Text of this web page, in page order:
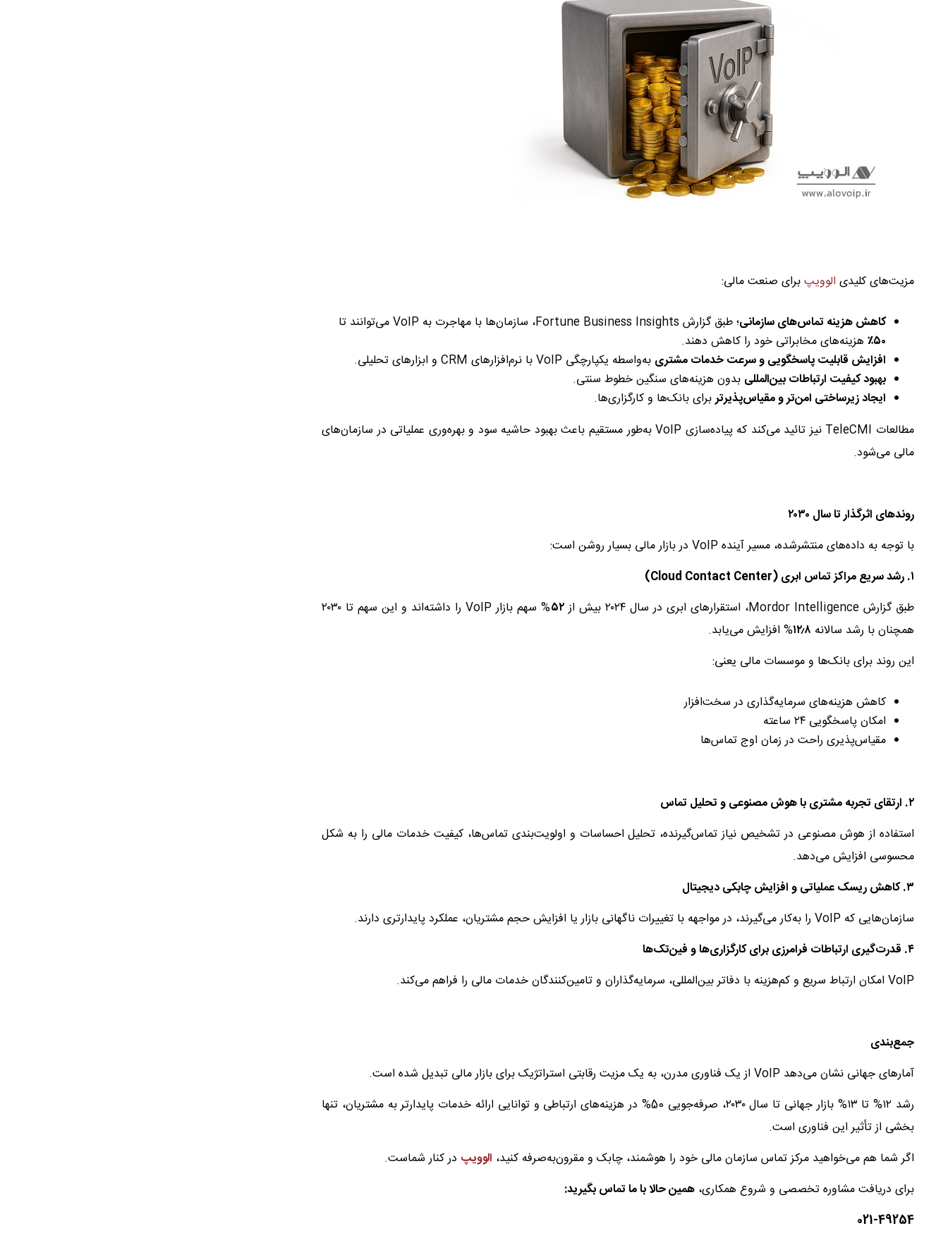
مزیت‌های کلیدی الوویپبرای صنعت مالی:
کاهش هزینه تماس‌های سازمانی؛ طبق گزارش Fortune Business Insights، سازمان‌ها با مهاجرت به VoIP می‌توانند تا
۵۰٪ هزینه‌های مخابراتی خود را کاهش دهند.
افزایش قابلیت پاسخگویی و سرعت خدمات مشتری به‌واسطه یکپارچگی VoIP با نرم‌افزارهای CRM و ابزارهای تحلیلی.
بهبود کیفیت ارتباطات بین‌المللی بدون هزینه‌های سنگین خطوط سنتی.
ایجاد زیرساختی امن‌تر و مقیاس‌پذیرتربرای بانک‌ها و کارگزاری‌ها.
مطالعات TeleCMI نیز تائید می‌کند که پیاده‌سازی VoIP به‌طور مستقیم باعث بهبود حاشیه سود و بهره‌وری عملیاتی در سازمان‌های
مالی می‌شود.
روندهای اثرگذار تا سال ۲۰۳۰
با توجه به داده‌های منتشرشده، مسیر آینده VoIP در بازار مالی بسیار روشن است:
۱.رشد سریع مراکز تماس ابری(Cloud Contact Center)
طبق گزارش Mordor Intelligence، استقرارهای ابری در سال ۲۰۲۴ بیش از
۵۲
% سهم بازار VoIP را داشته‌اند و این سهم تا ۲۰۳۰
همچنان با رشد سالانه
۱۲٫۸
% افزایش می‌یابد.
این روند برای بانک‌ها و موسسات مالی یعنی:
کاهش هزینه‌های سرمایه‌گذاری در سخت‌افزار
امکان پاسخگویی ۲۴ ساعته
مقیاس‌پذیری راحت در زمان اوج تماس‌ها
۲. ارتقای تجربه مشتری با هوش مصنوعی و تحلیل تماس
استفاده از هوش مصنوعی در تشخیص نیاز تماس‌گیرنده، تحلیل احساسات و اولویت‌بندی تماس‌ها، کیفیت خدمات مالی را به شکل
محسوسی افزایش می‌دهد.
۳.کاهش ریسک عملیاتی و افزایش چابکی دیجیتال
سازمان‌هایی که VoIP را به‌کار می‌گیرند، در مواجهه با تغییرات ناگهانی بازار یا افزایش حجم مشتریان، عملکرد پایدارتری دارند.
۴. قدرت‌گیری ارتباطات فرامرزی برای کارگزاری‌ها و فین‌تک‌ها
VoIP امکان ارتباط سریع و کم‌هزینه با دفاتر بین‌المللی، سرمایه‌گذاران و تامین‌کنندگان خدمات مالی را فراهم می‌کند.
جمع‌بندی
آمارهای جهانی نشان می‌دهد VoIP از یک فناوری مدرن، به یک مزیت رقابتی استراتژیک برای بازار مالی تبدیل شده است.
رشد ۱۲% تا ۱۳% بازار جهانی تا سال ۲۰۳۰، صرفه‌جویی 50% در هزینه‌های ارتباطی و توانایی ارائه خدمات پایدارتر به مشتریان، تنها
بخشی از تأثیر این فناوری است.
اگر شما هم می‌خواهید مرکز تماس سازمان مالی خود را هوشمند، چابک و مقرون‌به‌صرفه کنید، الوویپ در کنار شماست.
برای دریافت مشاوره تخصصی و شروع همکاری، همین حالا با ما تماس بگیرید:
021-49254